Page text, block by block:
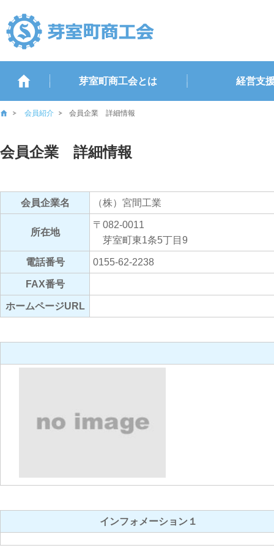
芽室町商工会とは 経営支
会員紹介 会員企業 詳細情報
会員企業 詳細情報
会員企業名 （株）宮間工業
所在地
〒082-0011
芽室町東1条5丁目9
電話番号 0155-62-2238
FAX番号
ホームページURL
インフォメーション１